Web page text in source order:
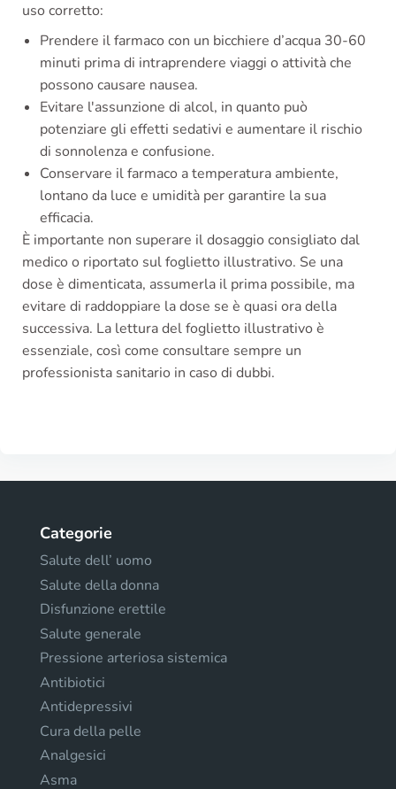
uso corretto:
Prendere il farmaco con un bicchiere d’acqua 30-60
minuti prima di intraprendere viaggi o attività che
possono causare nausea.
Evitare l'assunzione di alcol, in quanto può
potenziare gli effetti sedativi e aumentare il rischio
di sonnolenza e confusione.
Conservare il farmaco a temperatura ambiente,
lontano da luce e umidità per garantire la sua
efficacia.
È importante non superare il dosaggio consigliato dal
medico o riportato sul foglietto illustrativo. Se una
dose è dimenticata, assumerla il prima possibile, ma
evitare di raddoppiare la dose se è quasi ora della
successiva. La lettura del foglietto illustrativo è
essenziale, così come consultare sempre un
professionista sanitario in caso di dubbi.
Categorie
Salute dell’ uomo
Salute della donna
Disfunzione erettile
Salute generale
Pressione arteriosa sistemica
Antibiotici
Antidepressivi
Cura della pelle
Analgesici
Asma